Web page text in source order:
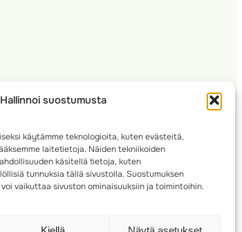
Hallinnoi suostumusta
käytämme teknologioita, kuten evästeitä,
laitetietoja. Näiden tekniikoiden
käsitellä tietoja, kuten
tunnuksia tällä sivustolla. Suostumuksen
vaikuttaa sivuston ominaisuuksiin ja toimintoihin.